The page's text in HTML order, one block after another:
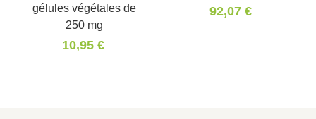
gélules végétales de
250 mg
10,95 €
92,07 €